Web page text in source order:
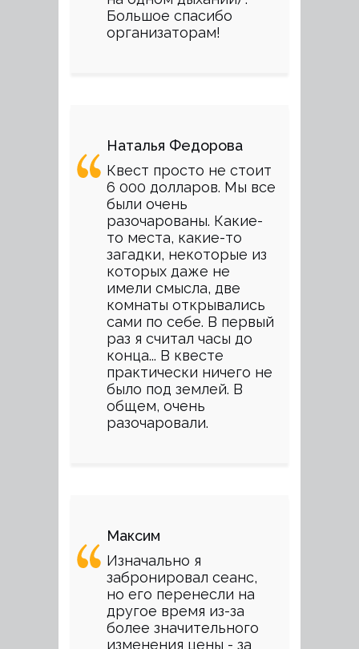
Большое спасибо
организаторам!
Наталья Федорова
Квест просто не стоит
6 000 долларов. Мы все
были очень
разочарованы. Какие-
то места, какие-то
загадки, некоторые из
которых даже не
имели смысла, две
комнаты открывались
сами по себе. В первый
раз я считал часы до
конца... В квесте
практически ничего не
было под землей. В
общем, очень
разочаровали.
Максим
Изначально я
забронировал сеанс,
но его перенесли на
другое время из-за
более значительного
изменения цены - за